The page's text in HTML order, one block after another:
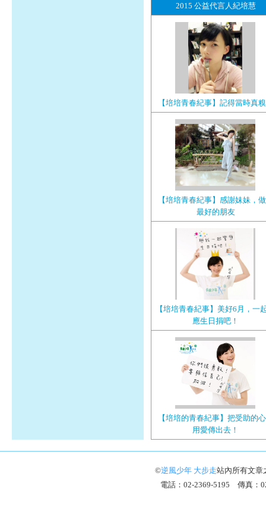
2015 公益代言人紀培慧
【培培青春紀事】記得當時真
【培培青春紀事】感謝妹妹，
最好的朋友
【培培青春紀事】美好6月，一
應生日捐吧！
【培培的青春紀事】把受助的
用愛傳出去！
©逆風少年 大步走站內所有文章
電話：02-2369-5195 傳真：